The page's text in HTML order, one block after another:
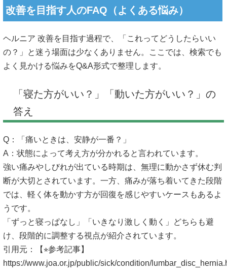
改善を目指す人のFAQ（よくある悩み）
ヘルニア 改善を目指す過程で、「これってどうしたらいい
の？」と迷う場面は少なくありません。ここでは、検索でも
よく見かける悩みをQ&A形式で整理します。
「寝た方がいい？」「動いた方がいい？」の
答え
Q：「痛いときは、安静が一番？」
A：状態によって考え方が分かれると言われています。
強い痛みやしびれが出ている時期は、無理に動かさず休む判
断が大切とされています。一方、痛みが落ち着いてきた段階
では、軽く体を動かす方が回復を感じやすいケースもあるよ
うです。
「ずっと寝っぱなし」「いきなり激しく動く」どちらも避
け、段階的に調整する視点が紹介されています。
引用元：【⭐︎参考記事】
https://www.joa.or.jp/public/sick/condition/